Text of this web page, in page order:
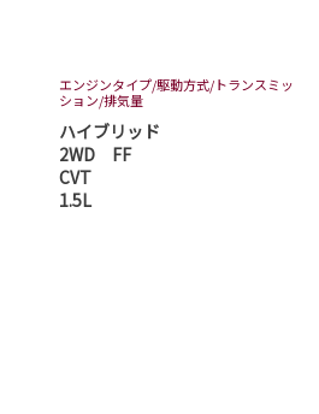
エンジンタイプ/駆動方式/トランスミッ
ション/排気量
ハイブリッド
2WD FF
CVT
1.5L